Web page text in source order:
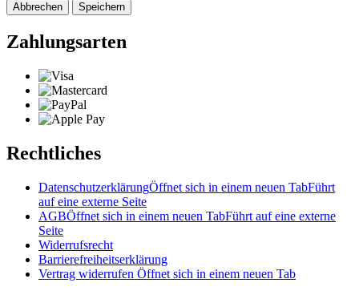
Abbrechen Speichern
Zahlungsarten
Rechtliches
DatenschutzerklärungÖffnet sich in einem neuen TabFührt
auf eine externe Seite
AGBÖffnet sich in einem neuen TabFührt auf eine externe
Seite
Widerrufsrecht
Barrierefreiheitserklärung
Vertrag widerrufen Öffnet sich in einem neuen Tab